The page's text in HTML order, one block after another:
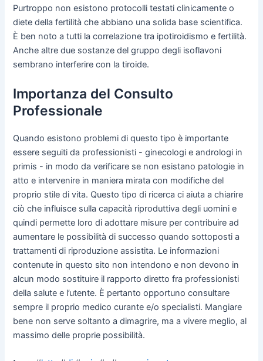
Purtroppo non esistono protocolli testati clinicamente o
diete della fertilità che abbiano una solida base scientifica.
È ben noto a tutti la correlazione tra ipotiroidismo e fertilità.
Anche altre due sostanze del gruppo degli isoflavoni
sembrano interferire con la tiroide.
Importanza del Consulto
Professionale
Quando esistono problemi di questo tipo è importante
essere seguiti da professionisti - ginecologi e andrologi in
primis - in modo da verificare se non esistano patologie in
atto e intervenire in maniera mirata con modifiche del
proprio stile di vita. Questo tipo di ricerca ci aiuta a chiarire
ciò che influisce sulla capacità riproduttiva degli uomini e
quindi permette loro di adottare misure per contribuire ad
aumentare le possibilità di successo quando sottoposti a
trattamenti di riproduzione assistita. Le informazioni
contenute in questo sito non intendono e non devono in
alcun modo sostituire il rapporto diretto fra professionisti
della salute e l’utente. È pertanto opportuno consultare
sempre il proprio medico curante e/o specialisti. Mangiare
bene non serve soltanto a dimagrire, ma a vivere meglio, al
massimo delle proprie possibilità.